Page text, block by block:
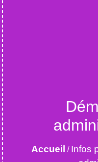
Accueil / Infos